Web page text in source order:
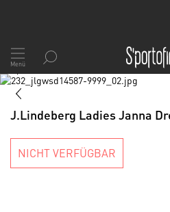
Zum
Inhalt
springen
Menü
Skip
end
images
gallery
1/7
Skip
the
images
J.Lindeberg Ladies Janna
NICHT VERFÜGBAR